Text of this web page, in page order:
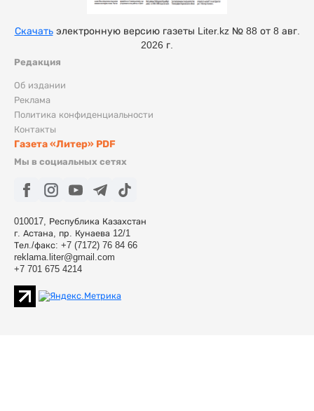
Редакция
Об издании
Реклама
Политика конфиденциальности
Контакты
Газета «Литер» PDF
Мы в социальных сетях
010017, Республика Казахстан
г. Астана, пр. Кунаева 12/1
Тел./факс: +7 (7172) 76 84 66
reklama.liter@gmail.com
+7 701 675 4214
Скачатьэлектронную версию газеты Liter.kz № 88 от 8 авг.
2026 г.